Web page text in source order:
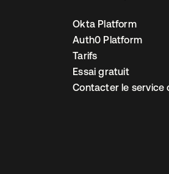
Okta Platform
Auth0 Platform
Tarifs
Essai gratuit
Contacter le service